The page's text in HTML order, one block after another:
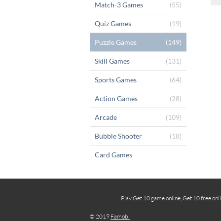
(55)
Match-3 Games
(19)
Quiz Games
(149)
Puzzle Games
(131)
Skill Games
(64)
Sports Games
(28)
Action Games
(109)
Arcade
(18)
Bubble Shooter
Card Games
Play Get 10 game online, Get 10 free
© 2019 Famobi